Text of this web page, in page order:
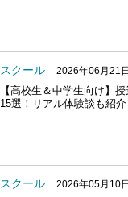
スクール 2026年06月21日
【高校生＆中学生向け】
15選！リアル体験談も紹介
スクール 2026年05月10日